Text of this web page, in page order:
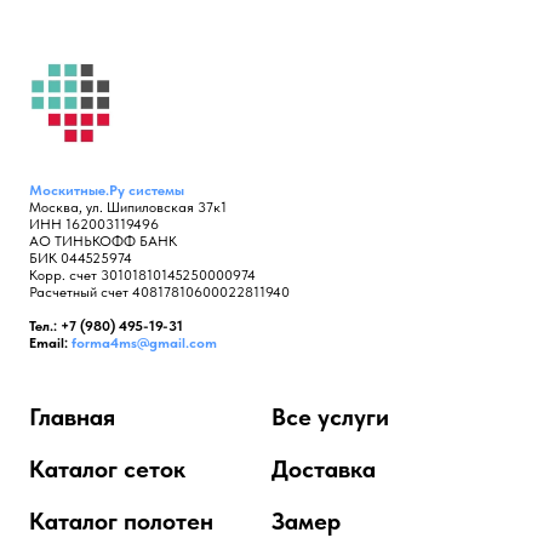
Москитные.Ру системы
Москва, ул. Шипиловская 37к1
ИНН 162003119496
АО ТИНЬКОФФ БАНК
БИК 044525974
Корр. счет 30101810145250000974
Расчетный счет 40817810600022811940
Тел.: +7 (980) 495-19-31
Email: forma4ms@gmail.com
Главная
Каталог сеток
Каталог полотен
Все услуги
Доставка
Замер